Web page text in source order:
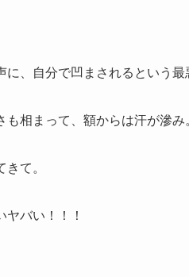
に、自分で凹まされるという最
も相まって、額からは汗が滲み
て。
ヤバい！！！